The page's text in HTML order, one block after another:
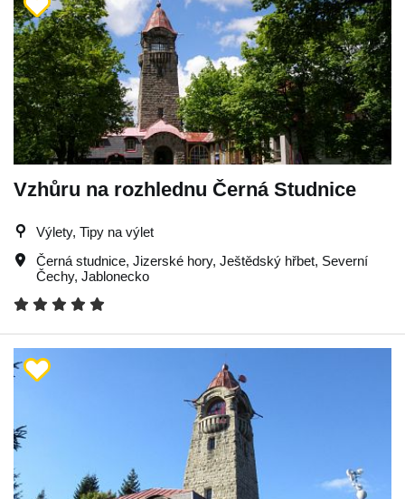
Vzhůru na rozhlednu Černá Studnice
Výlety, Tipy na výlet
Černá studnice, Jizerské hory, Ještědský hřbet, Severní
Čechy, Jablonecko